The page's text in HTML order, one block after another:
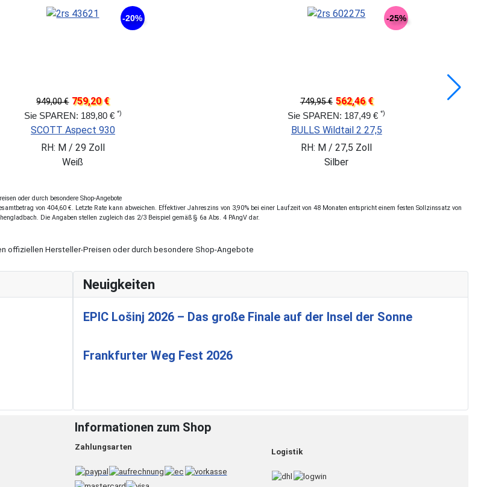
-25%
749,95 € 562,46 €
Sie SPAREN: 187,49 € *)
BULLS Wildtail 2 27,5
RH: M / 27,5 Zoll
Silber
-14%
1.199,00 €
Sie SPAREN: 200,00 €*)
BULLS Copperhead 3 27,5
RH: 56 cm / 27,5 Zoll
Schwarz
oder durch besondere Shop-Angebote
von 404,60 €. Letzte Rate kann abweichen. Effektiver Jahreszins von 3,90% bei einer Laufzeit von 48 Monaten entspricht einem festen Sollzinssatz von
Die Angaben stellen zugleich das 2/3 Beispiel gemäß § 6a Abs. 4 PAngV dar.
offiziellen Hersteller-Preisen oder durch besondere Shop-Angebote
Neuigkeiten
EPIC Lošinj 2026 – Das große Finale auf der Insel der Sonne
Frankfurter Weg Fest 2026
Informationen zum Shop
Zahlungsarten
Logistik